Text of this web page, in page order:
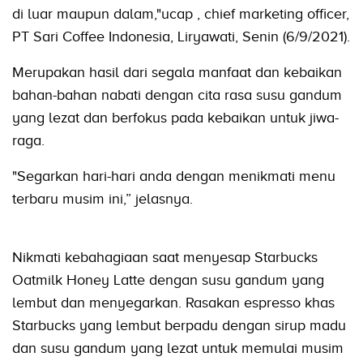
di luar maupun dalam,"ucap , chief marketing officer,
PT Sari Coffee Indonesia, Liryawati, Senin (6/9/2021).
Merupakan hasil dari segala manfaat dan kebaikan
bahan-bahan nabati dengan cita rasa susu gandum
yang lezat dan berfokus pada kebaikan untuk jiwa-
raga.
"Segarkan hari-hari anda dengan menikmati menu
terbaru musim ini,” jelasnya.
Nikmati kebahagiaan saat menyesap Starbucks
Oatmilk Honey Latte dengan susu gandum yang
lembut dan menyegarkan. Rasakan espresso khas
Starbucks yang lembut berpadu dengan sirup madu
dan susu gandum yang lezat untuk memulai musim